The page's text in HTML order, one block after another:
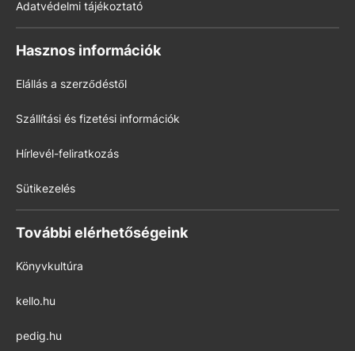
Adatvédelmi tájékoztató
Hasznos információk
Elállás a szerződéstől
Szállítási és fizetési információk
Hírlevél-feliratkozás
Sütikezelés
További elérhetőségeink
Könyvkultúra
kello.hu
pedig.hu